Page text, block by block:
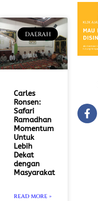
DAERAH
Carles
Ronsen:
Safari
Ramadhan
Momentum
Untuk
Lebih
Dekat
dengan
Masyarakat
READ MORE »
F
a
c